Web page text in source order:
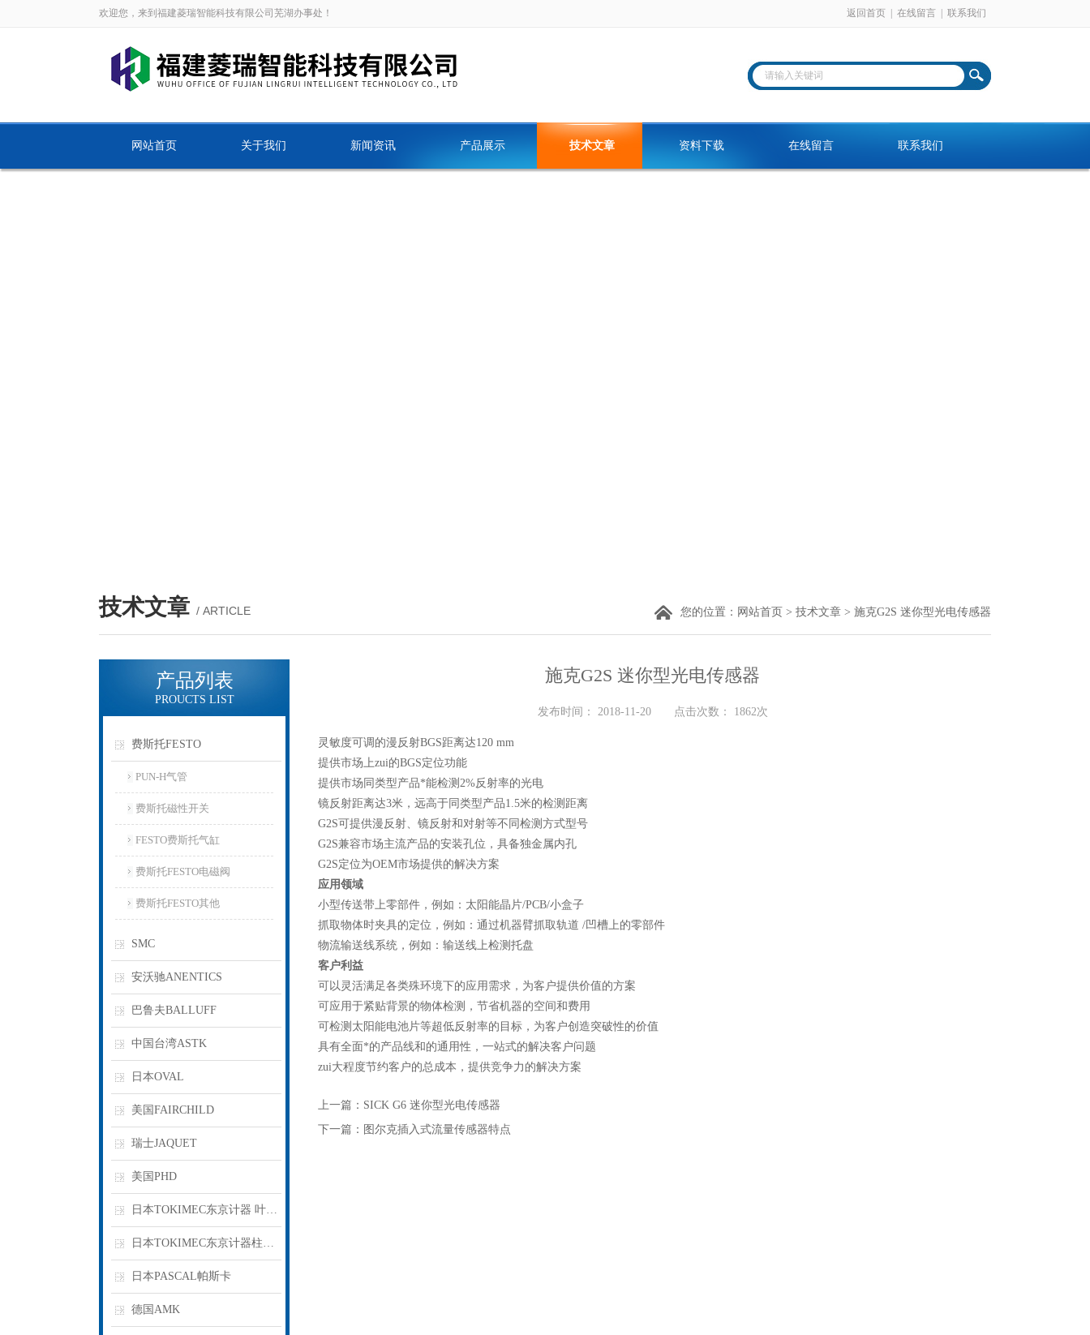
欢迎您，来到福建菱瑞智能科技有限公司芜湖办事处！ 返回首页 在线留言 联系我们
网站首页 关于我们 新闻资讯 产品展示 技术文章 资料下载 在线留言 联系我们
技术文章 / ARTICLE 您的位置： 网站首页 > 技术文章 > 施克G2S 迷你型光电传感器
产品列表
PROUCTS LIST
费斯托FESTO
PUN-H气管
费斯托磁性开关
FESTO费斯托气缸
费斯托FESTO电磁阀
费斯托FESTO其他
SMC
安沃驰ANENTICS
巴鲁夫BALLUFF
中国台湾ASTK
日本OVAL
美国FAIRCHILD
瑞士JAQUET
美国PHD
日本TOKIMEC东京计器 叶片泵
日本TOKIMEC东京计器柱塞泵
日本PASCAL帕斯卡
德国AMK
施克G2S 迷你型光电传感器
发布时间： 2018-11-20 点击次数： 1862次
灵敏度可调的漫反射BGS距离达120 mm
提供市场上zui的BGS定位功能
提供市场同类型产品*能检测2%反射率的光电
镜反射距离达3米，远高于同类型产品1.5米的检测距离
G2S可提供漫反射、镜反射和对射等不同检测方式型号
G2S兼容市场主流产品的安装孔位，具备独金属内孔
G2S定位为OEM市场提供的解决方案
应用领域
小型传送带上零部件，例如：太阳能晶片/PCB/小盒子
抓取物体时夹具的定位，例如：通过机器臂抓取轨道 /凹槽上的零部件
物流输送线系统，例如：输送线上检测托盘
客户利益
可以灵活满足各类殊环境下的应用需求，为客户提供价值的方案
可应用于紧贴背景的物体检测，节省机器的空间和费用
可检测太阳能电池片等超低反射率的目标，为客户创造突破性的价值
具有全面*的产品线和的通用性，一站式的解决客户问题
zui大程度节约客户的总成本，提供竞争力的解决方案
上一篇： SICK G6 迷你型光电传感器
下一篇： 图尔克插入式流量传感器特点